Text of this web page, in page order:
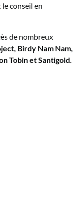
conseil en
de nombreux
Birdy Nam Nam,
Tobin et Santigold